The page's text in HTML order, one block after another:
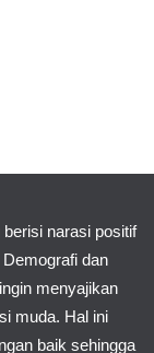
narasi positif
dan
menyajikan
muda. Hal ini
baik sehingga